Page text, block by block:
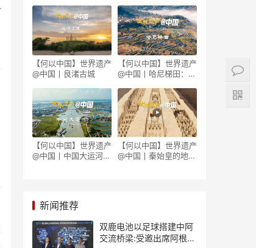
【何以中国】世界遗产
@中国丨良渚古城
【何以中国】世界遗产
@中国丨哈尼梯田：世
【何以中国】世界遗产
@中国丨中国大运河因
【何以中国】世界遗产
@中国丨秦始皇的地下
新闻推荐
双鹿电池以足球搭建中阿
交流桥梁:受邀出席阿根廷